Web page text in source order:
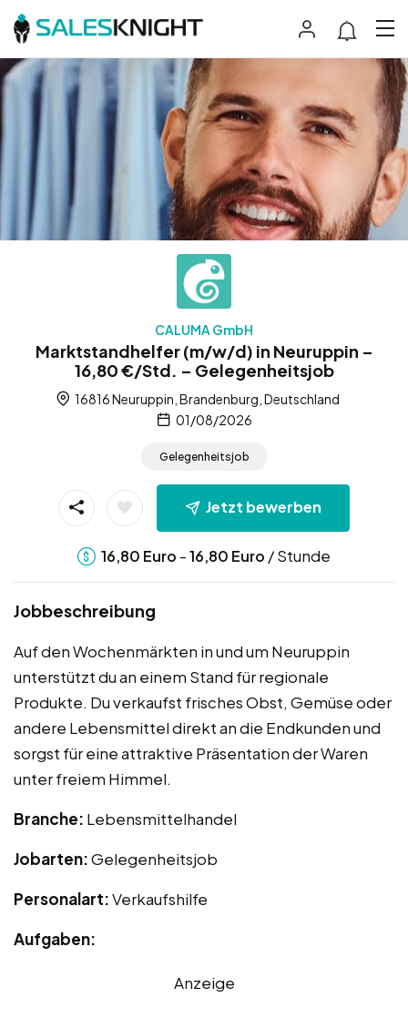
CALUMA GmbH
Marktstandhelfer (m/w/d) in Neuruppin –
16,80 €/Std. – Gelegenheitsjob
16816 Neuruppin, Brandenburg, Deutschland
01/08/2026
Gelegenheitsjob
Jetzt bewerben
16,80 Euro -16,80 Euro / Stunde
Jobbeschreibung
Auf den Wochenmärkten in und um Neuruppin
unterstützt du an einem Stand für regionale
Produkte. Du verkaufst frisches Obst, Gemüse oder
andere Lebensmittel direkt an die Endkunden und
sorgst für eine attraktive Präsentation der Waren
unter freiem Himmel.
Branche: Lebensmittelhandel
Jobarten:Gelegenheitsjob
Personalart:Verkaufshilfe
Aufgaben:
Anzeige